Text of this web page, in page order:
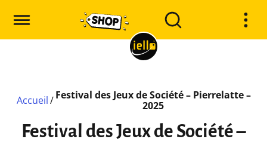
Accueil/Festival des Jeux de Société – Pierrelatte –
2025
Festival des Jeux de Société –